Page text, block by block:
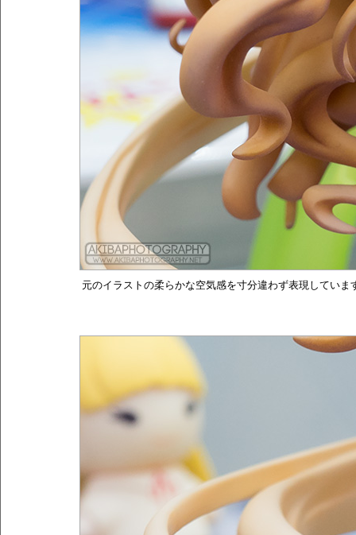
元のイラストの柔らかな空気感を寸分違わず表現していま